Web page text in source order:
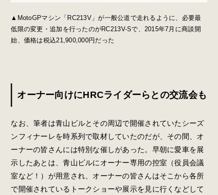
▲MotoGPマシン「RC213V」が一般公道で走れるように、必要最
低限の変更・追加を行ったのがRC213V-Sで、2015年7月に商談開
始、価格は税込21,900,000円だった
オーナー向けにHRCライダーらとの交流会も
なお、筆者は青山ビルとその周辺で開催されていたシーズ
ンフィナーレを時系列で取材していたのだが、その間、オ
ーナーの皆さんには特別な催しがあった。早朝に愛車を展
示したあとは、青山ビルにオーナー専用の控室（役員会議
室など！）が用意され、オーナーの皆さんはそこから各所
で開催されているトークショーや展示を見に行くなどして